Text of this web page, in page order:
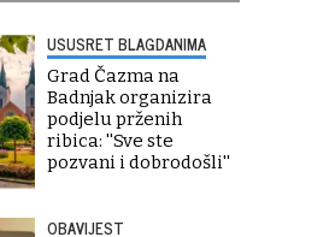
USUSRET BLAGDANIMA
Grad Čazma na
Badnjak organizira
podjelu prženih
ribica: ''Sve ste
pozvani i dobrodošli''
OBAVIJEST